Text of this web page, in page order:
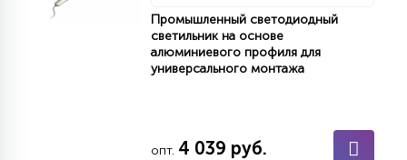
Промышленный светодиодный
светильник на основе
алюминиевого профиля для
универсального монтажа
опт. 4 039 руб.